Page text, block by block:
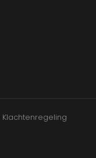
Klachtenregeling